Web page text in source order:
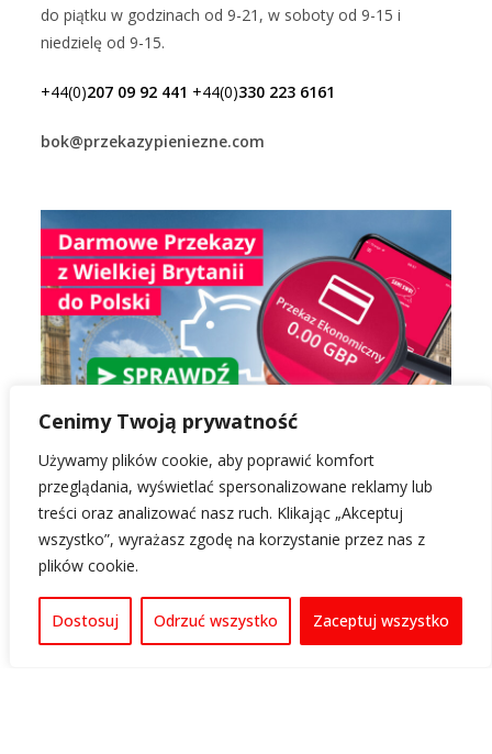
Cenimy Twoją prywatność
Używamy plików cookie, aby poprawić komfort
przeglądania, wyświetlać spersonalizowane reklamy lub
treści oraz analizować nasz ruch. Klikając „Akceptuj
wszystko”, wyrażasz zgodę na korzystanie przez nas z
plików cookie.
Dostosuj Odrzuć wszystko Zaceptuj wszystko
do piątku w godzinach od 9-21, w soboty od 9-15 i
niedzielę od 9-15.
+44(0)207 09 92 441 +44(0)330 223 6161
bok@przekazypieniezne.com